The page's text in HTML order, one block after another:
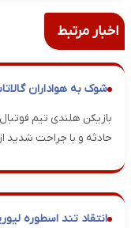
اخبار مرتبط
شوک به هواداران
بازیکن هلندی تیم فوتبال
حادثه و با جراحت شدید
انتقاد تند اسطوره